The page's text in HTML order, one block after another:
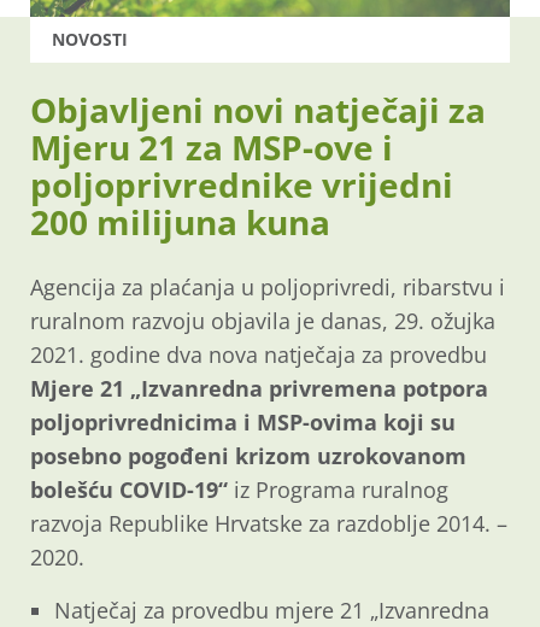
NOVOSTI
Objavljeni novi natječaji za
Mjeru 21 za MSP-ove i
poljoprivrednike vrijedni
200 milijuna kuna
Agencija za plaćanja u poljoprivredi, ribarstvu i
ruralnom razvoju objavila je danas, 29. ožujka
2021. godine dva nova natječaja za provedbu
Mjere 21 „Izvanredna privremena potpora
poljoprivrednicima i MSP-ovima koji su
posebno pogođeni krizom uzrokovanom
bolešću COVID-19“ iz Programa ruralnog
razvoja Republike Hrvatske za razdoblje 2014. –
2020.
Natječaj za provedbu mjere 21 „Izvanredna